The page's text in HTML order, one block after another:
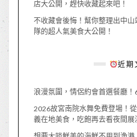
店大公開，趕快收藏起來吧！
不收藏會後悔！幫你整理出中
隊的超人氣美食大公開！
近期
浪漫氛圍，情侶約會首選餐廳
2026故宮南院水舞免費登場！
義在地美食，吃飽再去看夜間展